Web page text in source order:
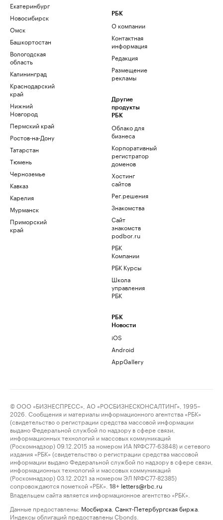
Екатеринбург
Новосибирск
Омск
Башкортостан
Вологодская
область
Калининград
Краснодарский
край
Нижний
Новгород
Пермский край
Ростов-на-Дону
Татарстан
Тюмень
Черноземье
Кавказ
Карелия
Мурманск
Приморский
край
РБК
О компании
Контактная
информация
Редакция
Размещение
рекламы
Другие
продукты
РБК
Облако для
бизнеса
Корпоративный
регистратор
доменов
Хостинг
сайтов
Рег.решения
Знакомства
Сайт
знакомств
podbor.ru
РБК
Компании
РБК Курсы
Школа
управления
РБК
РБК
Новости
iOS
Android
AppGallery
© ООО «БИЗНЕСПРЕСС», АО «РОСБИЗНЕСКОНСАЛТИНГ», 1995–
2026. Сообщения и материалы информационного агентства «РБК»
(свидетельство о регистрации средства массовой информации
выдано Федеральной службой по надзору в сфере связи,
информационных технологий и массовых коммуникаций
(Роскомнадзор) 09.12.2015 за номером ИА №ФС77-63848) и сетевого
издания «РБК» (свидетельство о регистрации средства массовой
информации выдано Федеральной службой по надзору в сфере связи,
информационных технологий и массовых коммуникаций
(Роскомнадзор) 03.12.2021 за номером ЭЛ №ФС77-82385)
сопровождаются пометкой «РБК».
18+ letters@rbc.ru
Владельцем сайта является информационное агентство «РБК».
Данные предоставлены: Мосбиржа Санкт-Петербургская биржа
Индексы облигаций предоставлены Cbonds.